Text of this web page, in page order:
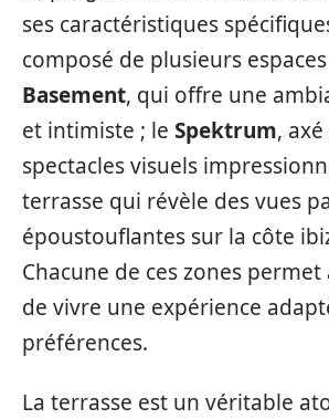
ses caractéristiques
composé de plusieurs
Basement, qui offre une
et intimiste ; le Spektrum,
spectacles visuels
terrasse qui révèle des vues
époustouflantes sur la côte
Chacune de ces zones
de vivre une expérience
préférences.
La terrasse est un véritable